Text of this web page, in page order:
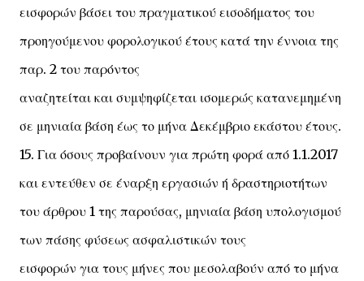
εισφορών βάσει του πραγματικού εισοδήματος του
προηγούμενου φορολογικού έτους κατά την έννοια της
παρ. 2 του παρόντος
αναζητείται και συμψηφίζεται ισομερώς κατανεμημένη
σε μηνιαία βάση έως το μήνα Δεκέμβριο εκάστου έτους.
15. Για όσους προβαίνουν για πρώτη φορά από 1.1.2017
και εντεύθεν σε έναρξη εργασιών ή δραστηριοτήτων
του άρθρου 1 της παρούσας, μηνιαία βάση υπολογισμού
των πάσης φύσεως ασφαλιστικών τους
εισφορών για τους μήνες που μεσολαβούν από το μήνα